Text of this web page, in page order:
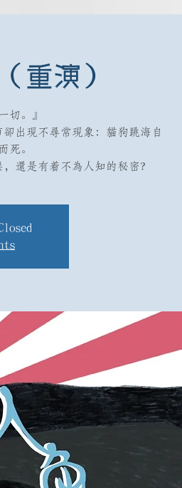
重演）
切。』
出現不尋常現象：貓狗跳海自
死。
還是有着不為人知的秘密？